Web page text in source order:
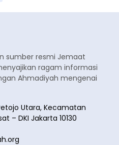
sumber resmi Jemaat
ragam informasi
Ahmadiyah mengenai
Utara, Kecamatan
– DKI Jakarta 10130